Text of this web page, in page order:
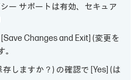
ー サポートは有効、セキュア
Changes and Exit] (変更を
しますか？) の確認で [Yes] (は